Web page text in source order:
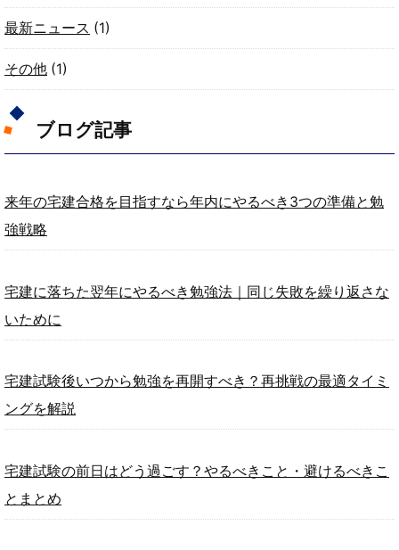
最新ニュース (1)
その他 (1)
ブログ記事
来年の宅建合格を目指すなら年内にやるべき3つの準備と勉
強戦略
宅建に落ちた翌年にやるべき勉強法｜同じ失敗を繰り返さな
いために
宅建試験後いつから勉強を再開すべき？再挑戦の最適タイミ
ングを解説
宅建試験の前日はどう過ごす？やるべきこと・避けるべきこ
とまとめ